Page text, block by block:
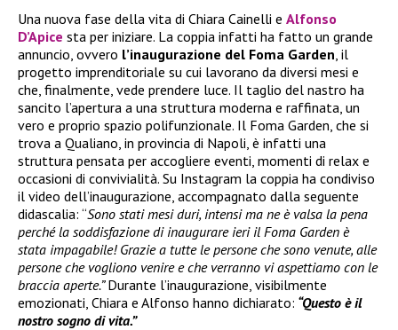
Una nuova fase della vita di Chiara Cainelli e Alfonso
D’Apice sta per iniziare. La coppia infatti ha fatto un grande
annuncio, ovvero l’inaugurazione del Foma Garden , il
progetto imprenditoriale su cui lavorano da diversi mesi e
che, finalmente, vede prendere luce. Il taglio del nastro ha
sancito l’apertura a una struttura moderna e raffinata, un
vero e proprio spazio polifunzionale. Il Foma Garden, che si
trova a Qualiano, in provincia di Napoli, è infatti una
struttura pensata per accogliere eventi, momenti di relax e
occasioni di convivialità. Su Instagram la coppia ha condiviso
il video dell’inaugurazione, accompagnato dalla seguente
didascalia: “Sono stati mesi duri, intensi ma ne è valsa la pena
perché la soddisfazione di inaugurare ieri il Foma Garden è
stata impagabile! Grazie a tutte le persone che sono venute, alle
persone che vogliono venire e che verranno vi aspettiamo con le
braccia aperte.”Durante l’inaugurazione, visibilmente
emozionati, Chiara e Alfonso hanno dichiarato: “Questo è il
nostro sogno di vita.”